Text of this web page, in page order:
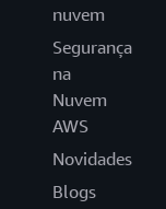
nuvem
Segurança
na
Nuvem
AWS
Novidades
Blogs